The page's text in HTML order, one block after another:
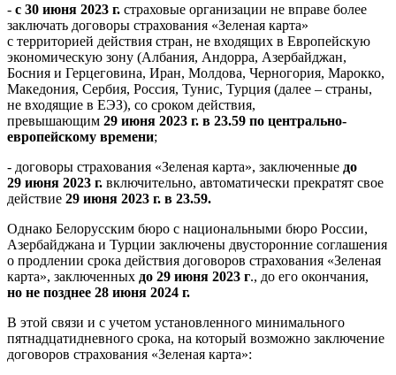
- с 30 июня 2023 г. страховые организации не вправе более
заключать договоры страхования «Зеленая карта»
с территорией действия стран, не входящих в Европейскую
экономическую зону (Албания, Андорра, Азербайджан,
Босния и Герцеговина, Иран, Молдова, Черногория, Марокко,
Македония, Сербия, Россия, Тунис, Турция (далее – страны,
не входящие в ЕЭЗ), со сроком действия,
превышающим 29 июня 2023 г. в 23.59 по центрально-
европейскому времени;
- договоры страхования «Зеленая карта», заключенные до
29 июня 2023 г. включительно, автоматически прекратят свое
действие 29 июня 2023 г. в 23.59.
Однако Белорусским бюро с национальными бюро России,
Азербайджана и Турции заключены двусторонние соглашения
о продлении срока действия договоров страхования «Зеленая
карта», заключенных до 29 июня 2023 г., до его окончания,
но не позднее 28 июня 2024 г.
В этой связи и с учетом установленного минимального
пятнадцатидневного срока, на который возможно заключение
договоров страхования «Зеленая карта»: